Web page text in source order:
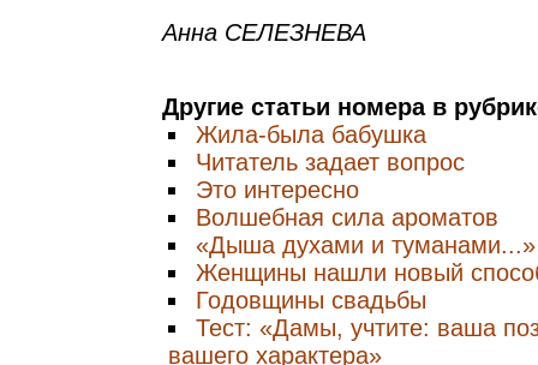
Анна СЕЛЕЗНЕВА
Другие статьи номера в
Жила-была бабушка
Читатель задает вопрос
Это интересно
Волшебная сила ароматов
«Дыша духами и туманами...»
Женщины нашли новый
Годовщины свадьбы
Тест: «Дамы, учтите: ваша
вашего характера»